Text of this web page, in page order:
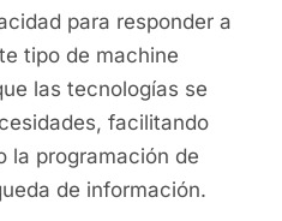
para responder a
tipo de machine
las tecnologías se
facilitando
la programación de
de información.